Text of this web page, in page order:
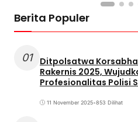
Berita Populer
01
Ditpolsatwa
Rakernis 2025,
Profesionalitas Polisi
11 November 2025•853 Dilihat